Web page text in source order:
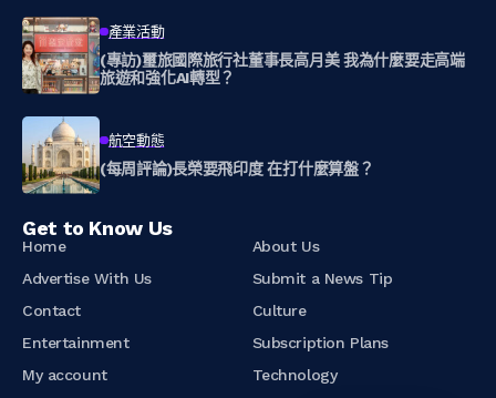
產業活動
(專訪)璽旅國際旅行社董事長高月美 我為什麼要走高端
旅遊和強化AI轉型？
航空動態
(每周評論)長榮要飛印度 在打什麼算盤？
Get to Know Us
Home
About Us
Advertise With Us
Submit a News Tip
Contact
Culture
Entertainment
Subscription Plans
My account
Technology